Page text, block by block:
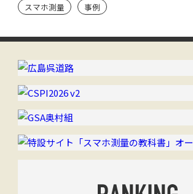
スマホ測量
事例